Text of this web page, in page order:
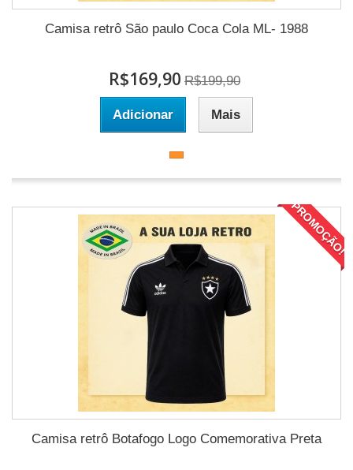
Camisa retrô São paulo Coca Cola ML- 1988
R$169,90 R$199,90
Adicionar Mais
PROMOÇÃO!
Camisa retrô Botafogo Logo Comemorativa Preta